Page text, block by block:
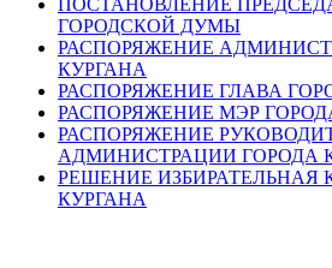
ГОРОДСКОЙ ДУМЫ
РАСПОРЯЖЕНИЕ
КУРГАНА
РАСПОРЯЖЕНИЕ ГЛАВА
РАСПОРЯЖЕНИЕ МЭР
РАСПОРЯЖЕНИЕ
АДМИНИСТРАЦИИ ГОРОДА
РЕШЕНИЕ ИЗБИРАТЕЛЬНАЯ
КУРГАНА